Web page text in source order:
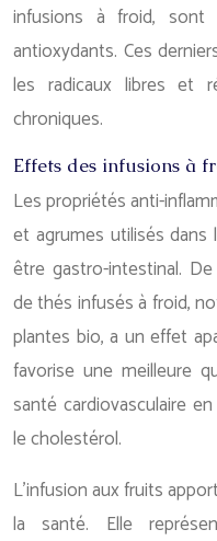
infusions à froid,
antioxydants. Ces
les radicaux libres et
chroniques.
Effets des infusions à
Les propriétés anti-
et agrumes utilisés
être gastro-intestinal.
de thés infusés à froid,
plantes bio, a un effet
favorise une meilleure
santé cardiovasculaire
le cholestérol.
L’infusion aux fruits
la santé. Elle